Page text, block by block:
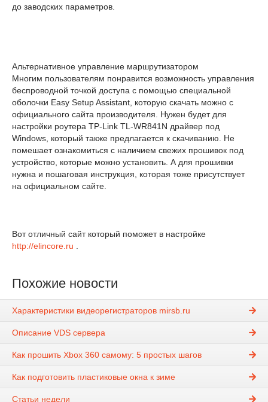
до заводских параметров.
Альтернативное управление маршрутизатором
Многим пользователям понравится возможность управления
беспроводной точкой доступа с помощью специальной
оболочки Easy Setup Assistant, которую скачать можно с
официального сайта производителя. Нужен будет для
настройки роутера TP-Link TL-WR841N драйвер под
Windows, который также предлагается к скачиванию. Не
помешает ознакомиться с наличием свежих прошивок под
устройство, которые можно установить. А для прошивки
нужна и пошаговая инструкция, которая тоже присутствует
на официальном сайте.
Вот отличный сайт который поможет в настройке
http://elincore.ru
Похожие новости
Характеристики видеорегистраторов mirsb.ru
Описание VDS сервера
Как прошить Xbox 360 самому: 5 простых шагов
Как подготовить пластиковые окна к зиме
Статьи недели